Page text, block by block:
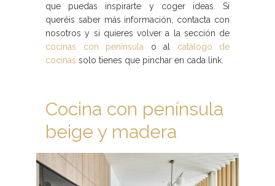
que puedas inspirarte y coger ideas. Si
queréis saber más información, contacta con
nosotros y si quieres volver a la sección de
cocinas con península o al catálogo de
cocinas solo tienes que pinchar en cada link.
Cocina con península
beige y madera